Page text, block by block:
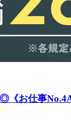
《お仕事